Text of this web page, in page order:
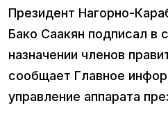
Президент Нагорно-
Бако Саакян подписал в
назначении членов
сообщает Главное
управление аппарата